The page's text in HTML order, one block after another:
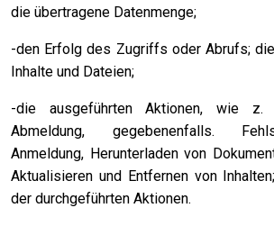
die übertragene Datenmenge;
-den Erfolg des Zugriffs oder Abrufs;
Inhalte und Dateien;
-die ausgeführten Aktionen, wie
Abmeldung, gegebenenfalls.
Anmeldung, Herunterladen von
Aktualisieren und Entfernen von
der durchgeführten Aktionen.